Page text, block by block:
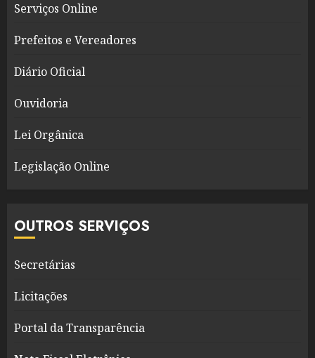
Serviços Online
Prefeitos e Vereadores
Diário Oficial
Ouvidoria
Lei Orgânica
Legislação Online
OUTROS SERVIÇOS
Secretárias
Licitações
Portal da Transparência